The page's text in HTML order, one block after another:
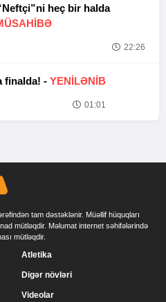
heç bir halda
22:26
finalda! - YENİLƏNİB
01:01
tam dəstəklənir. Müəllif hüquqları
mütləqdir. Məlumat internet səhifələrində
mütləqdir.
Atletika
Digər növləri
Videolar